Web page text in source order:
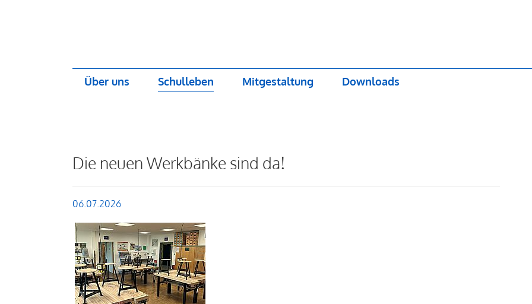
Zum Hauptinhalt springen
Über uns Schulleben Mitgestaltung Downloads
Die neuen Werkbänke sind da!
06.07.2026